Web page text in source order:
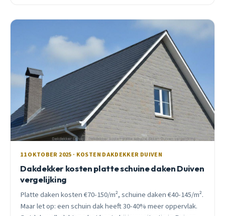
11 OKTOBER 2025 · KOSTEN DAKDEKKER DUIVEN
Dakdekker kosten platte schuine daken Duiven
vergelijking
Platte daken kosten €70-150/m², schuine daken €40-145/m².
Maar let op: een schuin dak heeft 30-40% meer oppervlak.